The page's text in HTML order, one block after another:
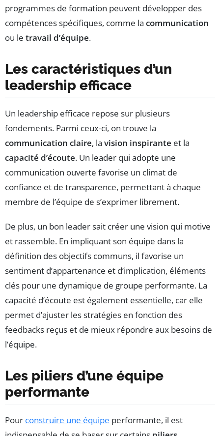
programmes de formation peuvent développer des
compétences spécifiques, comme la communication
ou le travail d’équipe.
Les caractéristiques d’un
leadership efficace
Un leadership efficace repose sur plusieurs
fondements. Parmi ceux-ci, on trouve la
communication claire, la vision inspirante et la
capacité d’écoute. Un leader qui adopte une
communication ouverte favorise un climat de
confiance et de transparence, permettant à chaque
membre de l’équipe de s’exprimer librement.
De plus, un bon leader sait créer une vision qui motive
et rassemble. En impliquant son équipe dans la
définition des objectifs communs, il favorise un
sentiment d’appartenance et d’implication, éléments
clés pour une dynamique de groupe performante. La
capacité d’écoute est également essentielle, car elle
permet d’ajuster les stratégies en fonction des
feedbacks reçus et de mieux répondre aux besoins de
l’équipe.
Les piliers d’une équipe
performante
Pour construire une équipe performante, il est